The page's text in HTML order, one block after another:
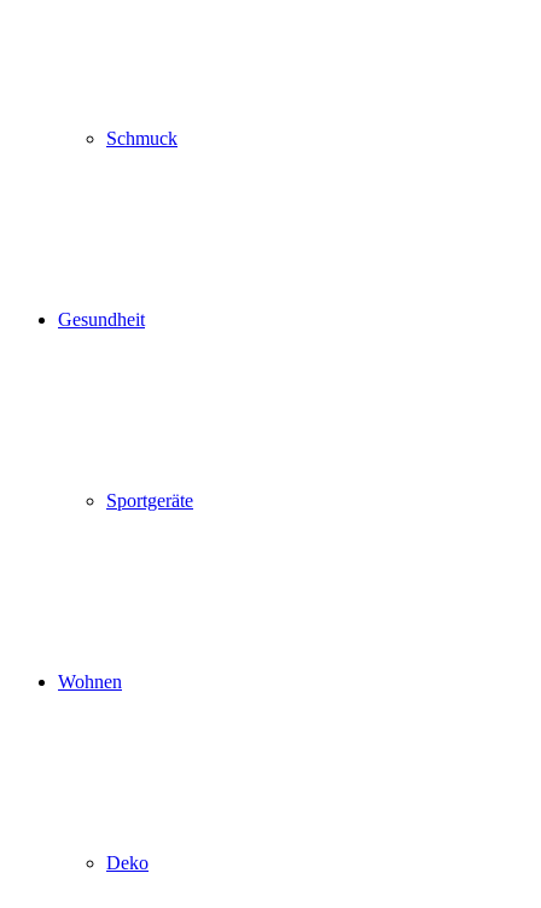
Schmuck
Gesundheit
Sportgeräte
Wohnen
Deko